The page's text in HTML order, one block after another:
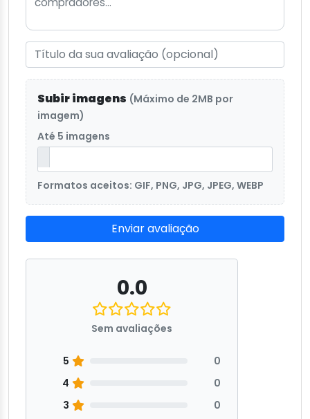
Subir imagens (Máximo de 2MB por
imagem)
Até 5 imagens
Formatos aceitos: GIF, PNG, JPG, JPEG, WEBP
Enviar avaliação
0.0
Sem avaliações
5
0
4
0
3
0